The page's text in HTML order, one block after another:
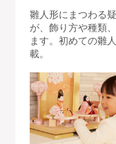
雛人形にまつわる
が、飾り方や種類
ます。初めての雛
載。